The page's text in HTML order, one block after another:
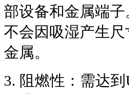
部设备和金属端子
不会因吸湿产生
金属。
3. 阻燃性：需达